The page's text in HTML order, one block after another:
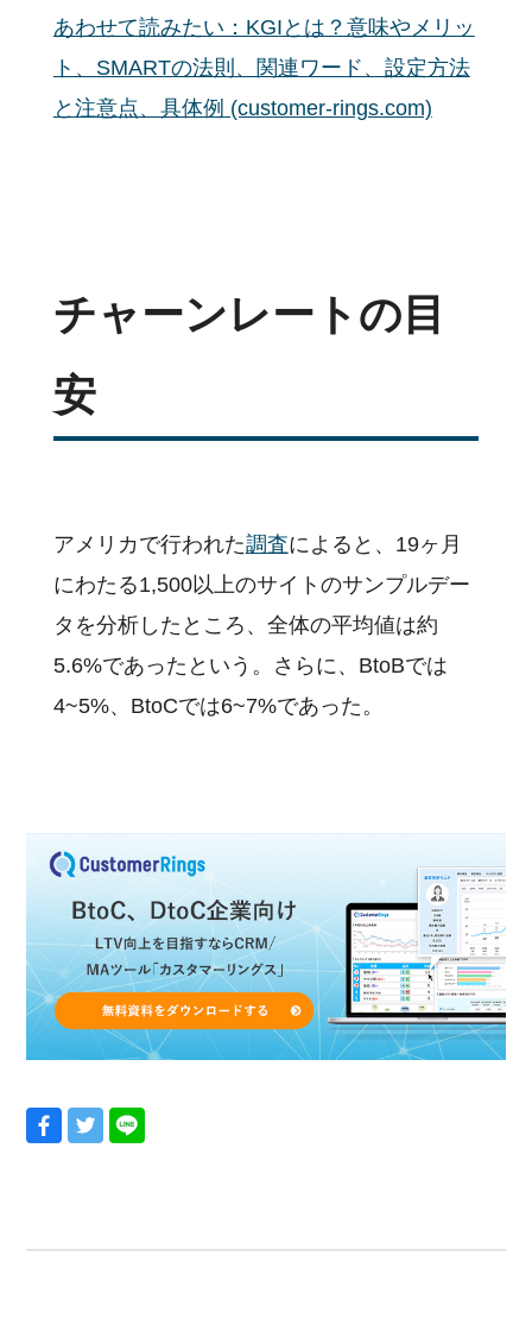
あわせて読みたい：KGIとは？意味やメリッ
ト、SMARTの法則、関連ワード、設定方法
と注意点、具体例 (customer-rings.com)
チャーンレートの目
安
アメリカで行われた調査によると、19ヶ月
にわたる1,500以上のサイトのサンプルデー
タを分析したところ、全体の平均値は約
5.6%であったという。さらに、BtoBでは
4~5%、BtoCでは6~7%であった。